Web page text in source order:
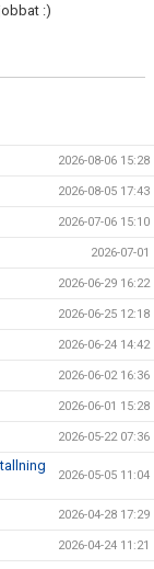
:)
2026-08-06 15:28
2026-08-05 17:43
2026-07-06 15:10
2026-07-01
2026-06-29 16:22
2026-06-25 12:18
2026-06-24 14:42
2026-06-02 16:36
2026-06-01 15:28
2026-05-22 07:36
2026-05-05 11:04
2026-04-28 17:29
2026-04-24 11:21